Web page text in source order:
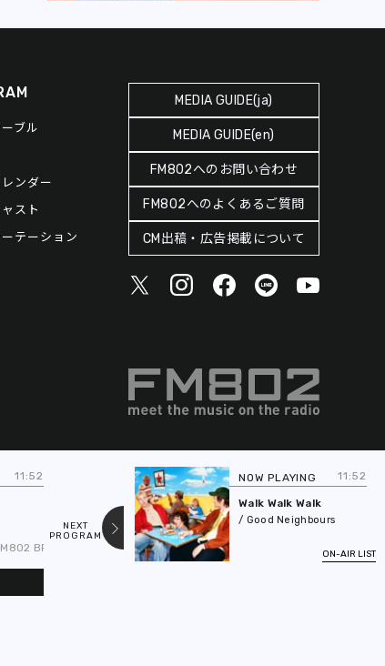
11:52
MORNING 8/7(金)メニュー☆●6時台：【ReN】からモーニングメ
NEXT
PROGRAM
PREV
PROGRAM
NOW PLAYING 11:52
Walk Walk Walk
/ Good Neighbours
ON-AIR LIST
ブル
ンダー
スト
テーション
MEDIA GUIDE(ja)
MEDIA GUIDE(en)
FM802へのお問い合わせ
FM802へのよくあるご質問
CM出稿・広告掲載について